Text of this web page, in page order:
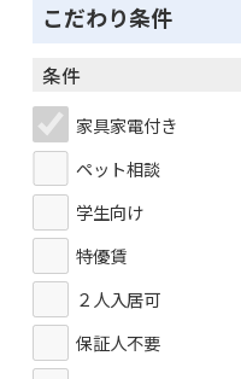
こだわり条件
条件
家具家電付き
ペット相談
学生向け
特優賃
２人入居可
保証人不要